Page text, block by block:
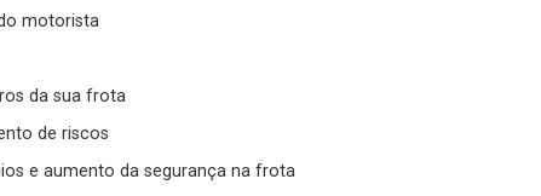
motorista
da sua frota
de riscos
e aumento da segurança na frota